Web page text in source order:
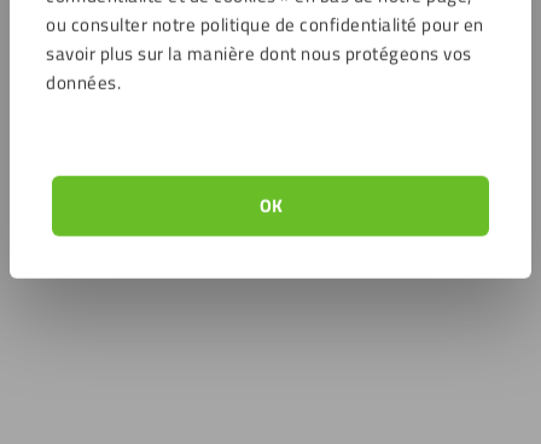
ou consulter notre politique de confidentialité pour en
savoir plus sur la manière dont nous protégeons vos
données.
OK